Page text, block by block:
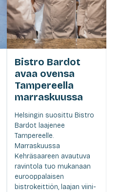
Bistro Bardot
avaa ovensa
Tampereella
marraskuussa
Helsingin suosittu Bistro
Bardot laajenee
Tampereelle.
Marraskuussa
Kehräsaareen avautuva
ravintola tuo mukanaan
eurooppalaisen
bistrokeittiön, laajan viini-